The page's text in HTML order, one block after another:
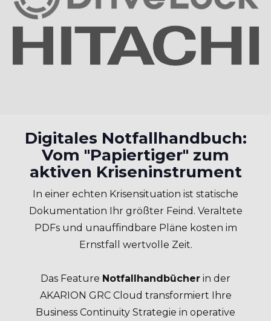
Digitales Notfallhandbuch:
Vom "Papiertiger" zum
aktiven Kriseninstrument
In einer echten Krisensituation ist statische
Dokumentation Ihr größter Feind. Veraltete
PDFs und unauffindbare Pläne kosten im
Ernstfall wertvolle Zeit.
Das Feature Notfallhandbücher in der
AKARION GRC Cloud transformiert Ihre
Business Continuity Strategie in operative